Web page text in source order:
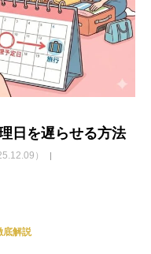
日を遅らせる方法
）
底解説